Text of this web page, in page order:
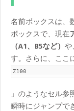
名前ボックスは、
ボックスで、現在
（A1、B5など）や
す。さらに、ここ
Z100
」のようなセル
瞬時にジャンプで